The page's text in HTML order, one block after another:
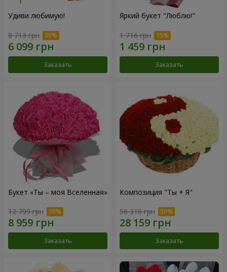
Удиви любимую!
8 713 грн
Заказать
Яркий букет "Люблю!"
1 716 грн
Заказать
Букет «Ты – моя Вселенная»
12 799 грн
Заказать
Композиция "Ты + Я"
56 318 грн
Заказать